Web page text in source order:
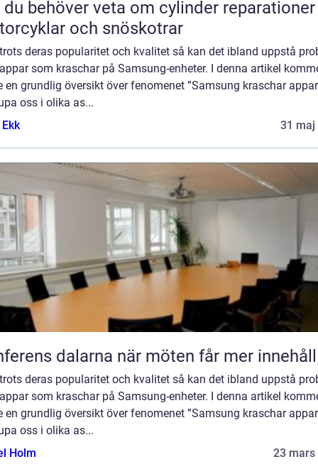
behöver veta om cylinder
och snöskotrar
deras popularitet och kvalitet så kan det ibland uppstå
som kraschar på Samsung-enheter. I denna artikel
en grundlig översikt över fenomenet ”Samsung kraschar
oss i olika as...
31 maj
Konferens dalarna när möten får mer innehåll
deras popularitet och kvalitet så kan det ibland uppstå
som kraschar på Samsung-enheter. I denna artikel
en grundlig översikt över fenomenet ”Samsung kraschar
oss i olika as...
Holm
23 mars